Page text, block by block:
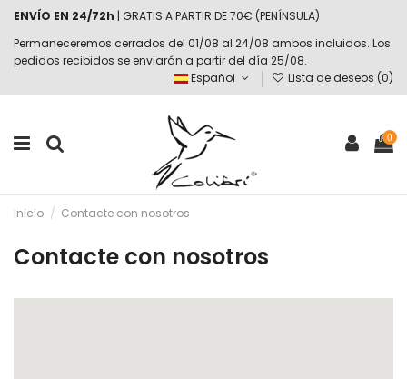
ENVÍO EN 24/72h | GRATIS A PARTIR DE 70€ (PENÍNSULA)
Permaneceremos cerrados del 01/08 al 24/08 ambos incluidos. Los
pedidos recibidos se enviarán a partir del día 25/08.
Español
Lista de deseos (0)
0
Inicio Contacte con nosotros
Contacte con nosotros